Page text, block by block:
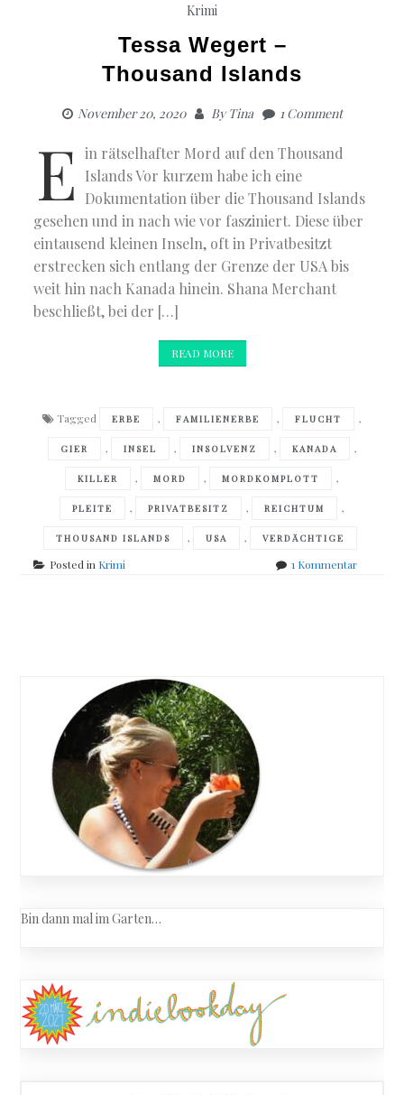
Krimi
Tessa Wegert –
Thousand Islands
November 20, 2020 ByTina 1 Comment
E in rätselhafter Mord auf den Thousand
Islands Vor kurzem habe ich eine
Dokumentation über die Thousand Islands
gesehen und in nach wie vor fasziniert. Diese über
eintausend kleinen Inseln, oft in Privatbesitzt
erstrecken sich entlang der Grenze der USA bis
weit hin nach Kanada hinein. Shana Merchant
beschließt, bei der […]
READ MORE
Tagged ERBE , FAMILIENERBE , FLUCHT ,
GIER , INSEL , INSOLVENZ , KANADA ,
KILLER , MORD , MORDKOMPLOTT ,
PLEITE , PRIVATBESITZ , REICHTUM ,
THOUSAND ISLANDS , USA , VERDÄCHTIGE
Posted in Krimi 1 Kommentarzu
navigation
Bin dann mal im Garten…